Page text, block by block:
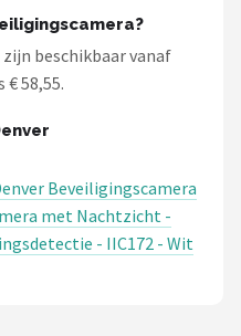
beschikbaar vanaf
€ 58,55.
Beveiligingscamera
met Nachtzicht -
- IIC172 - Wit